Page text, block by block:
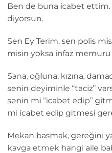
Ben de buna icabet ettim.
diyorsun.
Sen Ey Terim, sen polis
misin yoksa infaz
Sana, oğluna, kızına,
senin deyiminle “taciz”
senin mi “icabet edip”
mi icabet edip gitmesi
Mekan basmak, gereğini
kavga etmek hangi aile